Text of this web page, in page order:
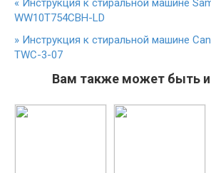
« Инструкция к стиральной машине
WW10T754CBH-LD
» Инструкция к стиральной машине
TWC-3-07
Вам также может быть